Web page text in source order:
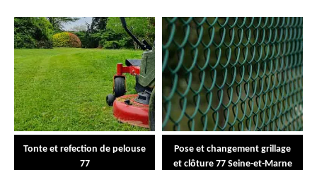
Tonte et refection de pelouse
77
Pose et changement grillage
et clôture 77 Seine-et-Marne